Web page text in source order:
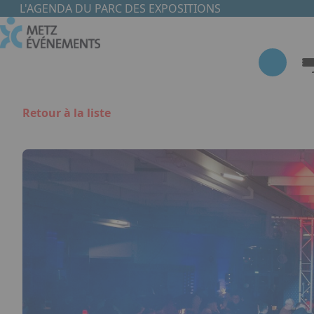
Aller au contenu principal
L'AGENDA DU PARC DES EXPOSITIONS
Retour à la liste
Panneau de gestion des cookies